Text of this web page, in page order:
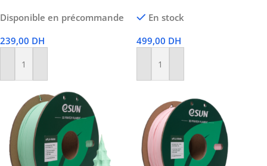
Disponible en précommande
239,00 DH
Ajouter Au Panier
En stock
499,00 DH
Ajouter Au Panier